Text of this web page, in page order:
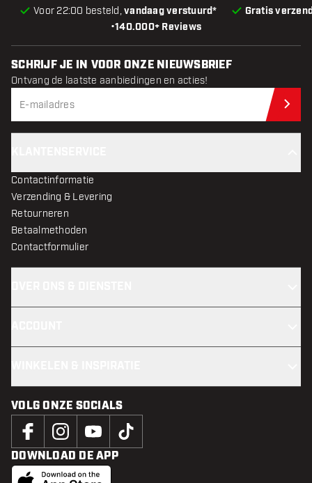
•140.000+ Reviews
Voor 22:00 besteld,vandaag verstuurd* Gratis
SCHRIJF JE IN VOOR ONZE NIEUWSBRIEF
Ontvang de laatste aanbiedingen en acties!
Contactinformatie
Verzending & Levering
Retourneren
Betaalmethoden
Contactformulier
VOLG ONZE SOCIALS
DOWNLOAD DE APP